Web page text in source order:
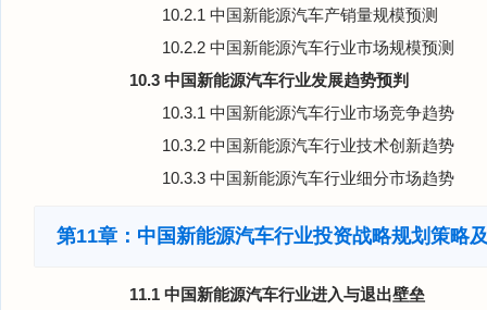
10.2.1 中国新能源汽车产销量规模预测
10.2.2 中国新能源汽车行业市场规模预测
10.3 中国新能源汽车行业发展趋势预判
10.3.1 中国新能源汽车行业市场竞争趋势
10.3.2 中国新能源汽车行业技术创新趋势
10.3.3 中国新能源汽车行业细分市场趋势
第11章：中国新能源汽车行业投资战略规划策略
11.1 中国新能源汽车行业进入与退出壁垒